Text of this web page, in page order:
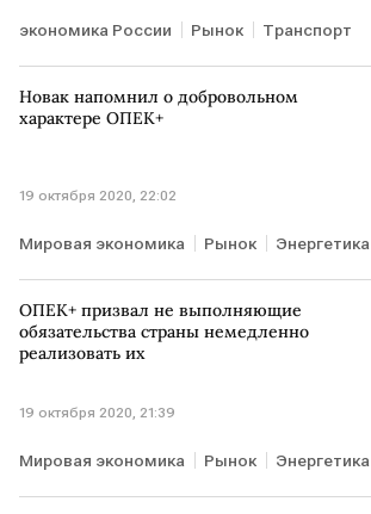
экономика России Рынок Транспорт
Бизнес Облигации РОССИЯ
Новак напомнил о добровольном
характере ОПЕК+
19 октября 2020, 22:02
Мировая экономика Рынок Энергетика
Нефть Рынок товаров Сделка ОПЕК+
МИР
ОПЕК+ призвал не выполняющие
обязательства страны немедленно
реализовать их
19 октября 2020, 21:39
Мировая экономика Рынок Энергетика
Нефть Рынок товаров Сделка ОПЕК+